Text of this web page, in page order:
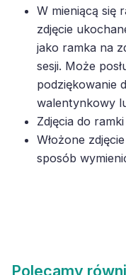
W mieniącą się
zdjęcie
jako ramka na
sesji. Może
podziękowanie
walentynkowy
Zdjęcia do
Włożone
sposób
Polecamy